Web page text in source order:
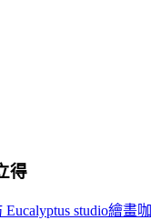
得
studio繪畫